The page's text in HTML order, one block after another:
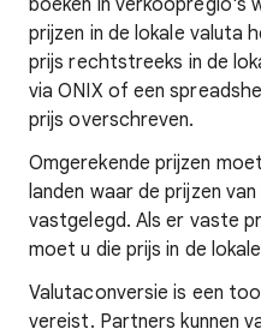
boeken in verkoopregio's
prijzen in de lokale valuta
prijs rechtstreeks in de
via ONIX of een
prijs overschreven.
Omgerekende prijzen
landen waar de prijzen
vastgelegd. Als er vaste
moet u die prijs in de
Valutaconversie is een
vereist. Partners kunnen